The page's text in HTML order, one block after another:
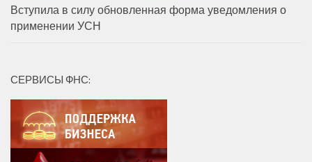
Вступила в силу обновленная форма уведомления о
применении УСН
СЕРВИСЫ ФНС: